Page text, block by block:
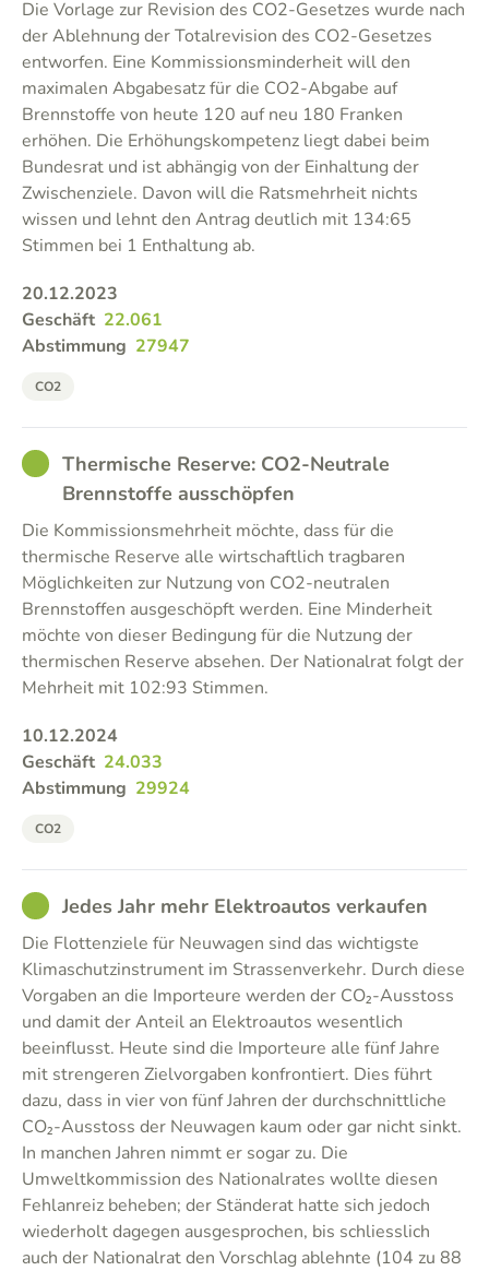
Die Vorlage zur Revision des CO2-Gesetzes wurde nach
der Ablehnung der Totalrevision des CO2-Gesetzes
entworfen. Eine Kommissionsminderheit will den
maximalen Abgabesatz für die CO2-Abgabe auf
Brennstoffe von heute 120 auf neu 180 Franken
erhöhen. Die Erhöhungskompetenz liegt dabei beim
Bundesrat und ist abhängig von der Einhaltung der
Zwischenziele. Davon will die Ratsmehrheit nichts
wissen und lehnt den Antrag deutlich mit 134:65
Stimmen bei 1 Enthaltung ab.
20.12.2023
Geschäft 22.061
Abstimmung 27947
CO2
GOODThermische Reserve: CO2-Neutrale
Brennstoffe ausschöpfen
Die Kommissionsmehrheit möchte, dass für die
thermische Reserve alle wirtschaftlich tragbaren
Möglichkeiten zur Nutzung von CO2-neutralen
Brennstoffen ausgeschöpft werden. Eine Minderheit
möchte von dieser Bedingung für die Nutzung der
thermischen Reserve absehen. Der Nationalrat folgt der
Mehrheit mit 102:93 Stimmen.
10.12.2024
Geschäft 24.033
Abstimmung 29924
CO2
GOODJedes Jahr mehr Elektroautos verkaufen
Die Flottenziele für Neuwagen sind das wichtigste
Klimaschutzinstrument im Strassenverkehr. Durch diese
Vorgaben an die Importeure werden der CO₂-Ausstoss
und damit der Anteil an Elektroautos wesentlich
beeinflusst. Heute sind die Importeure alle fünf Jahre
mit strengeren Zielvorgaben konfrontiert. Dies führt
dazu, dass in vier von fünf Jahren der durchschnittliche
CO₂-Ausstoss der Neuwagen kaum oder gar nicht sinkt.
In manchen Jahren nimmt er sogar zu. Die
Umweltkommission des Nationalrates wollte diesen
Fehlanreiz beheben; der Ständerat hatte sich jedoch
wiederholt dagegen ausgesprochen, bis schliesslich
auch der Nationalrat den Vorschlag ablehnte (104 zu 88